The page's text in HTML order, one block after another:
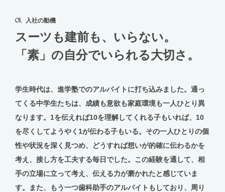
01. 入社の動機
スーツも建前も、いらない。
「素」の自分でいられる大切さ。
学生時代は、進学塾でのアルバイトに打ち込みました。通っ
てくる中学生たちは、成績も意欲も家庭環境も一人ひとり異
なります。1を伝えれば10を理解してくれる子もいれば、10
を尽くしてようやく1が伝わる子もいる。その一人ひとりの個
性や状況を深く見つめ、どうすれば想いが的確に伝わるかを
考え、接し方を工夫する毎日でした。この経験を通して、相
手の立場に立って考え、伝える力が磨かれたと感じていま
す。また、もう一つ歯科助手のアルバイトもしており、周り